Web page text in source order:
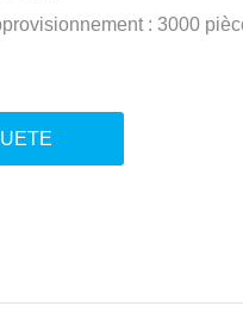
: 3000